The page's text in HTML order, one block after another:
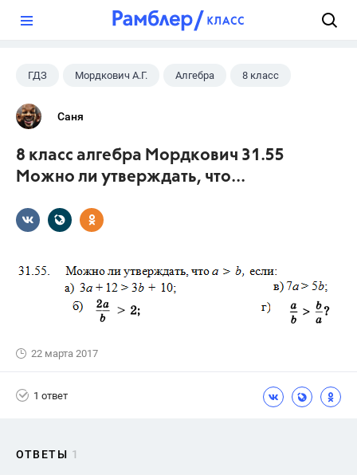
ГДЗ Мордкович А.Г. Алгебра 8 класс
Саня
8 класс алгебра Мордкович 31.55
Можно ли утверждать, что...
22 марта 2017
1 ответ
ОТВЕТЫ 1